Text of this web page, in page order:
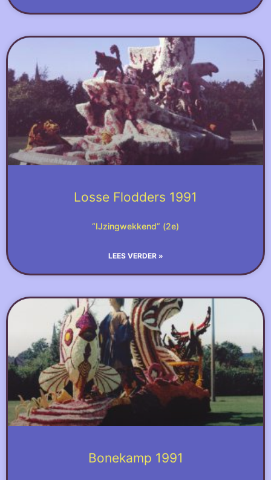
Losse Flodders 1991
“IJzingwekkend” (2e)
LEES VERDER »
Bonekamp 1991